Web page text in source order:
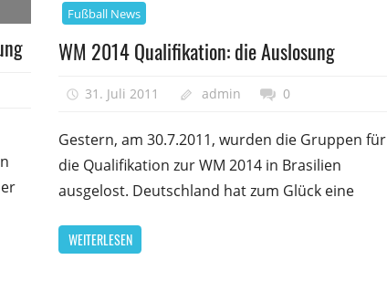
Fußball News
WM 2014 Qualifikation: die Auslosung
31. Juli 2011 admin 0
Gestern, am 30.7.2011, wurden die Gruppen für
die Qualifikation zur WM 2014 in Brasilien
ausgelost. Deutschland hat zum Glück eine
WEITERLESEN